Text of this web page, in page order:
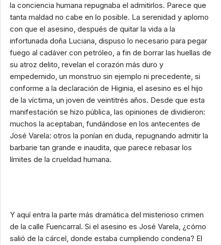
la conciencia humana repugnaba el admitirlos. Parece que
tanta maldad no cabe en lo posible. La serenidad y aplomo
con que el asesino, después de quitar la vida a la
infortunada doña Luciana, dispuso lo necesario para pegar
fuego al cadáver con petróleo, a fin de borrar las huellas de
su atroz delito, revelan el corazón más duro y
empedernido, un monstruo sin ejemplo ni precedente, si
conforme a la declaración de Higinia, el asesino es el hijo
de la víctima, un joven de veintitrés años. Desde que esta
manifestación se hizo pública, las opiniones de dividieron:
muchos la aceptaban, fundándose en los antecentes de
José Varela: otros la ponían en duda, repugnando admitir la
barbarie tan grande e inaudita, que parece rebasar los
límites de la crueldad humana.
Y aquí entra la parte más dramática del misterioso crimen
de la calle Fuencarral. Si el asesino es José Varela, ¿cómo
salió de la cárcel, donde estaba cumpliendo condena? El